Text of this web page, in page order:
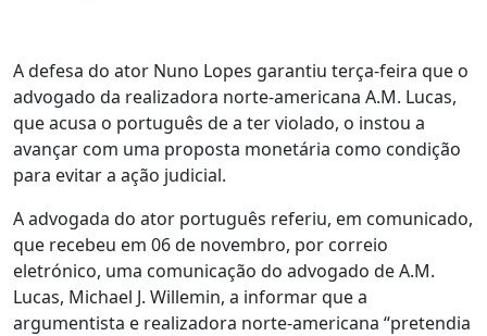
A defesa do ator Nuno Lopes garantiu terça-feira que o
advogado da realizadora norte-americana A.M. Lucas,
que acusa o português de a ter violado, o instou a
avançar com uma proposta monetária como condição
para evitar a ação judicial.
A advogada do ator português referiu, em comunicado,
que recebeu em 06 de novembro, por correio
eletrónico, uma comunicação do advogado de A.M.
Lucas, Michael J. Willemin, a informar que a
argumentista e realizadora norte-americana “pretendia